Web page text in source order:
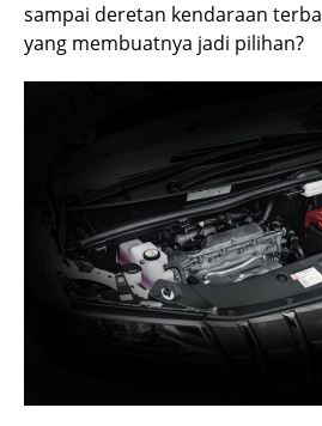
sampai deretan kendaraan
yang membuatnya jadi pilihan?